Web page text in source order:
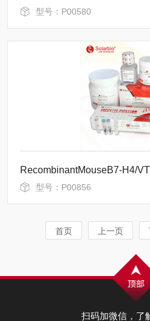
型号：P00580
型号：P00856
首页 上一页
扫码加微信，了